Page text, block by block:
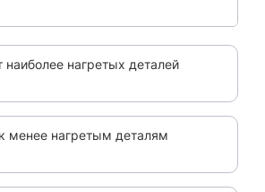
наиболее нагретых деталей
менее нагретым деталям